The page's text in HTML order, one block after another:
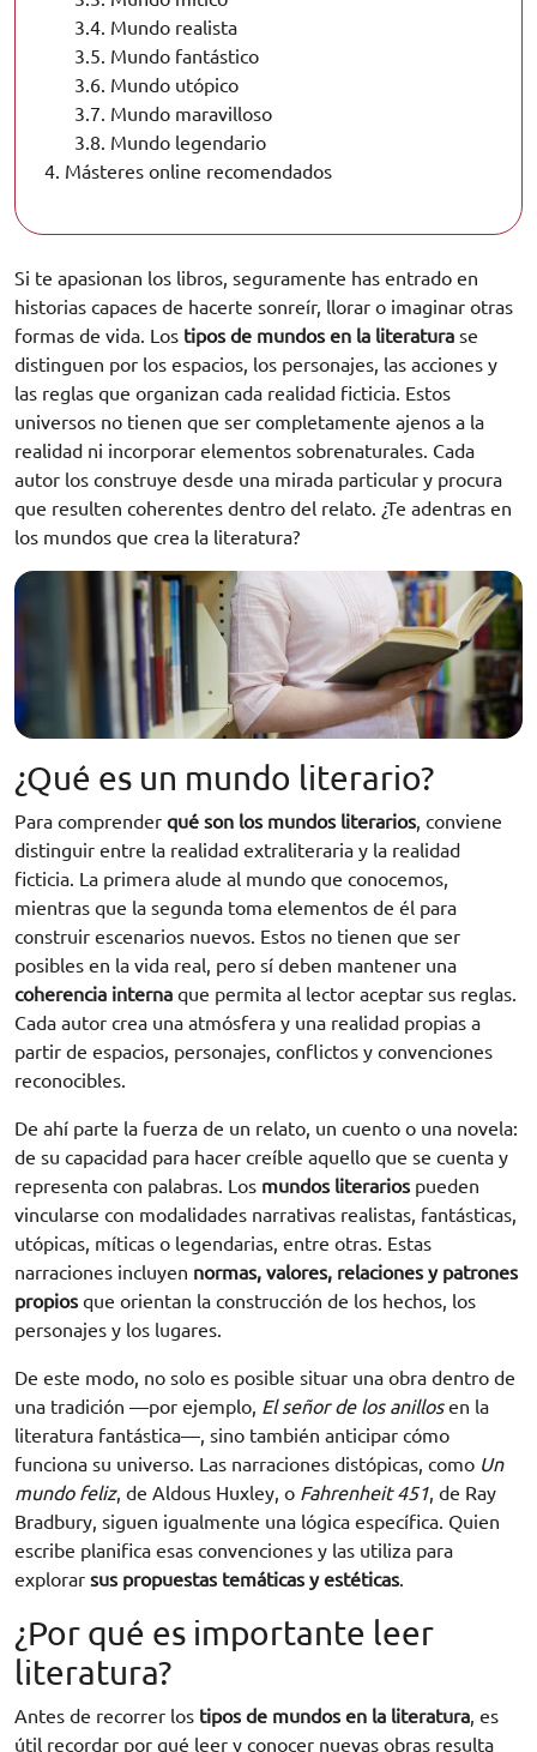
3.4. Mundo realista
3.5. Mundo fantástico
3.6. Mundo utópico
3.7. Mundo maravilloso
3.8. Mundo legendario
4. Másteres online recomendados
Si te apasionan los libros, seguramente has entrado en
historias capaces de hacerte sonreír, llorar o imaginar otras
formas de vida. Los tipos de mundos en la literatura se
distinguen por los espacios, los personajes, las acciones y
las reglas que organizan cada realidad ficticia. Estos
universos no tienen que ser completamente ajenos a la
realidad ni incorporar elementos sobrenaturales. Cada
autor los construye desde una mirada particular y procura
que resulten coherentes dentro del relato. ¿Te adentras en
los mundos que crea la literatura?
¿Qué es un mundo literario?
Para comprender qué son los mundos literarios, conviene
distinguir entre la realidad extraliteraria y la realidad
ficticia. La primera alude al mundo que conocemos,
mientras que la segunda toma elementos de él para
construir escenarios nuevos. Estos no tienen que ser
posibles en la vida real, pero sí deben mantener una
coherencia interna que permita al lector aceptar sus reglas.
Cada autor crea una atmósfera y una realidad propias a
partir de espacios, personajes, conflictos y convenciones
reconocibles.
De ahí parte la fuerza de un relato, un cuento o una novela:
de su capacidad para hacer creíble aquello que se cuenta y
representa con palabras. Los mundos literarios pueden
vincularse con modalidades narrativas realistas, fantásticas,
utópicas, míticas o legendarias, entre otras. Estas
narraciones incluyen normas, valores, relaciones y patrones
propios que orientan la construcción de los hechos, los
personajes y los lugares.
De este modo, no solo es posible situar una obra dentro de
una tradición —por ejemplo, El señor de los anillosen la
literatura fantástica—, sino también anticipar cómo
funciona su universo. Las narraciones distópicas, como Un
mundo feliz, de Aldous Huxley, o Fahrenheit 451, de Ray
Bradbury, siguen igualmente una lógica específica. Quien
escribe planifica esas convenciones y las utiliza para
explorar sus propuestas temáticas y estéticas.
¿Por qué es importante leer
literatura?
Antes de recorrer los tipos de mundos en la literatura, es
útil recordar por qué leer y conocer nuevas obras resulta